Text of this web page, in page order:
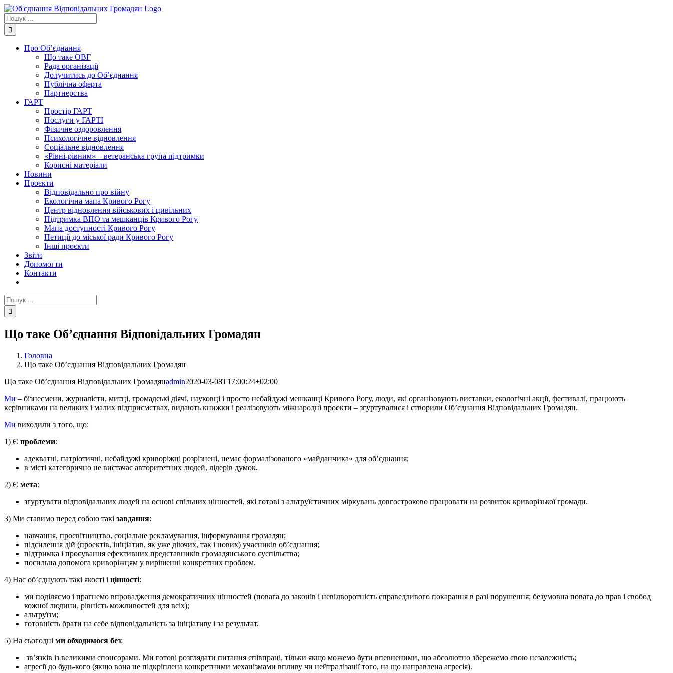
Skip
to
content
Пошук
...
Про Об’єднання
Що таке ОВГ
Рада організації
Долучитись до Об’єднання
Публічна оферта
Партнерства
ГАРТ
Простір ГАРТ
Послуги у ГАРТІ
Фізичне оздоровлення
Психологічне відновлення
Соціальне відновлення
«Рівні-рівним» – ветеранська група підтримки
Корисні матеріали
Новини
Проєкти
Відповідально про війну
Екологічна мапа Кривого Рогу
Центр відновлення військових і цивільних
Підтримка ВПО та мешканців Кривого Рогу
Мапа доступності Кривого Рогу
Петиції до міської ради Кривого Рогу
Інші проєкти
Звіти
Допомогти
Контакти
Пошук
...
Що таке Об’єднання Відповідальних Громадян
Головна
Що таке Об’єднання Відповідальних Громадян
Що таке Об’єднання Відповідальних Громадянadmin2020-03-08T17:00:24+02:00
Ми – бізнесмени, журналісти, митці, громадські діячі, науковці і просто небайдужі мешканці Кривого Рогу, люди, які організовують виставки, екологічні акції, фестивалі, працюють
керівниками на великих і малих підприємствах, видають книжки і реалізовують міжнародні проекти – згуртувалися і створили Об’єднання Відповідальних Громадян.
Ми виходили з того, що:
1) Є проблеми:
адекватні, патріотичні, небайдужі криворіжці розрізнені, немає формалізованого «майданчика» для об’єднання;
в місті категорично не вистачає авторитетних людей, лідерів думок.
2) Є мета:
згуртувати відповідальних людей на основі спільних цінностей, які готові з альтруїстичних міркувань довгостроково працювати на розвиток криворізької громади.
3) Ми ставимо перед собою такі завдання:
навчання, просвітництво, соціальне рекламування, інформування громадян;
підсилення дій (проектів, ініціатив, як уже діючих, так і нових) учасників об’єднання;
підтримка і просування ефективних представників громадянського суспільства;
посильна допомога криворіжцям у вирішенні конкретних проблем.
4) Нас об’єднують такі якості і цінності:
ми поділяємо і прагнемо впровадження демократичних цінностей (повага до законів і невідворотність справедливого покарання в разі порушення; безумовна повага до прав і свобод
кожної людини, рівність можливостей для всіх);
альтруїзм;
готовність брати на себе відповідальність за ініціативу і за результат.
5) На сьогодні ми обходимося без:
зв’язків із великими спонсорами. Ми готові розглядати питання співпраці, тільки якщо можемо бути впевненими, що абсолютно збережемо свою незалежність;
агресії до будь-кого (якщо вона не підкріплена конкретними механізмами впливу чи нейтралізації того, на що направлена агресія).